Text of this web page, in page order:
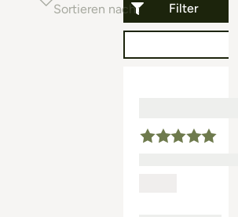
Filter
Sortieren nach Beliebtheit